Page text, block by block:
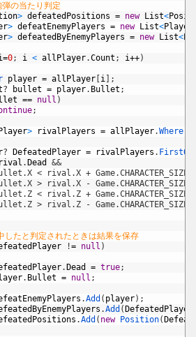
の当たり判定
> defeatedPositions = new List<
> defeatEnemyPlayers = new List<Player
> defeatedByEnemyPlayers = new List<
=0; i < allPlayer.Count ; i++)
player = allPlayer i
;
? bullet = player. Bullet ;
== null )
;
Player> rivalPlayers = allPlayer.Where
? DefeatedPlayer = rivalPlayers .
rival . Dead
&&
+ Game.CHARACTER_SIZE
- Game.CHARACTER_SIZE
+ Game.CHARACTER_SIZE
- Game.CHARACTER_SIZE)
たと判定されたときは結果を保存
!= null )
. Dead = true;
. Bullet = null ;
.Add ( player) ;
.Add ( DefeatedPlayer
.Add ( new Position(